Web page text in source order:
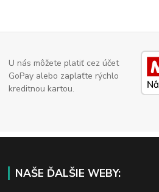
U nás môžete platiť cez účet
GoPay alebo zaplaťte rýchlo
kreditnou kartou.
NAŠE ĎALŠIE WEBY: